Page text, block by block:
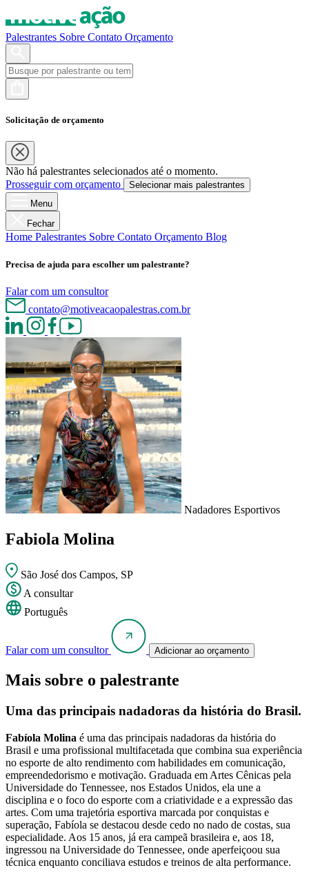
Palestrantes Sobre Contato Orçamento
Solicitação de orçamento
Não há palestrantes selecionados até o momento.
Prosseguir com orçamento
Selecionar mais palestrantes
Menu
Fechar
Home Palestrantes Sobre Contato Orçamento Blog
Precisa de ajuda para escolher um palestrante?
Falar com um consultor
contato@motiveacaopalestras.com.br
Nadadores Esportivos
Fabiola Molina
São José dos Campos, SP
A consultar
Português
Falar com um consultor Adicionar ao orçamento
Mais sobre o palestrante
Uma das principais nadadoras da história do Brasil.
Fabíola Molina é uma das principais nadadoras da história do
Brasil e uma profissional multifacetada que combina sua experiência
no esporte de alto rendimento com habilidades em comunicação,
empreendedorismo e motivação. Graduada em Artes Cênicas pela
Universidade do Tennessee, nos Estados Unidos, ela une a
disciplina e o foco do esporte com a criatividade e a expressão das
artes. Com uma trajetória esportiva marcada por conquistas e
superação, Fabíola se destacou desde cedo no nado de costas, sua
especialidade. Aos 15 anos, já era campeã brasileira e, aos 18,
ingressou na Universidade do Tennessee, onde aperfeiçoou sua
técnica enquanto conciliava estudos e treinos de alta performance.